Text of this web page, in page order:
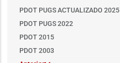
Main
menu
PDOT PUGS ACTUALIZADO 2025
PDOT PUGS 2022
PDOT 2015
PDOT 2003